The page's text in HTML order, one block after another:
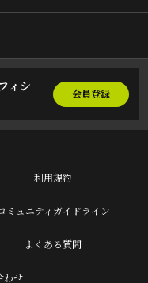
ィシ
会員登録
利用規約
ミュニティガイドライン
よくある質問
わせ